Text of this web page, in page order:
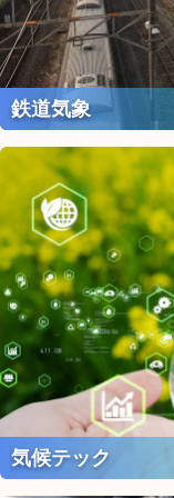
鉄道気象
気候テック